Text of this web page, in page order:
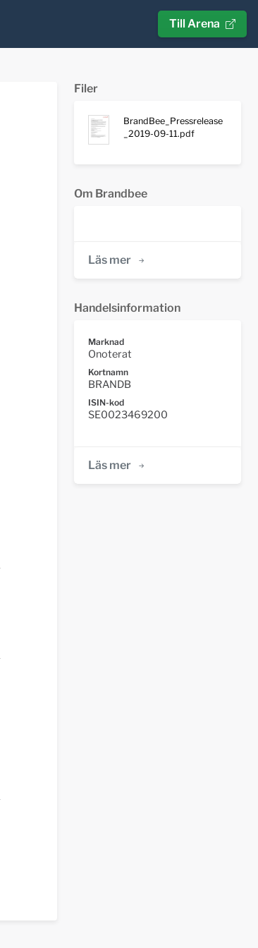
Till Arena
Filer
BrandBee_Pressrelease
_2019-09-11.pdf
Om Brandbee
Läs mer
Handelsinformation
Marknad
Onoterat
Kortnamn
BRANDB
ISIN-kod
SE0023469200
Läs mer